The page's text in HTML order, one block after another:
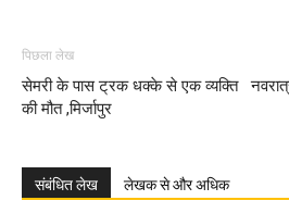
पिछला लेख
सेमरी के पास ट्रक धक्के से एक व्यक्ति
की मौत ,मिर्जापुर
संबंधित लेख लेखक से और अधिक